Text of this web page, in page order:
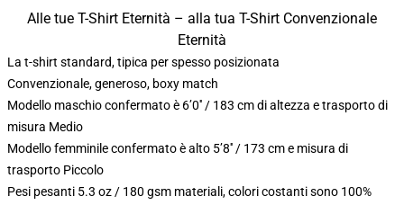
Alle tue T-Shirt Eternità – alla tua T-Shirt Convenzionale
Eternità
La t-shirt standard, tipica per spesso posizionata
Convenzionale, generoso, boxy match
Modello maschio confermato è 6’0′′ / 183 cm di altezza e trasporto di
misura Medio
Modello femminile confermato è alto 5’8′′ / 173 cm e misura di
trasporto Piccolo
Pesi pesanti 5.3 oz / 180 gsm materiali, colori costanti sono 100%